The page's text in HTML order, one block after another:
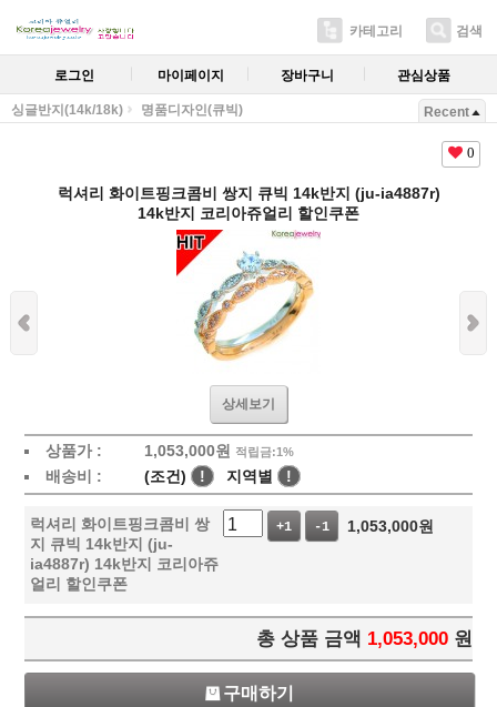
카테고리 검색
로그인 마이페이지 장바구니 관심상품
싱글반지(14k/18k) 명품디자인(큐빅) Recent
0
럭셔리 화이트핑크콤비 쌍지 큐빅 14k반지 (ju-ia4887r)
14k반지 코리아쥬얼리 할인쿠폰
상세보기
상품가 : 1,053,000원 적립금:1%
배송비 : (조건) ! 지역별 !
럭셔리 화이트핑크콤비 쌍
지 큐빅 14k반지 (ju-
ia4887r) 14k반지 코리아쥬
얼리 할인쿠폰
+1 -1 1,053,000원
총 상품 금액 1,053,000 원
구매하기